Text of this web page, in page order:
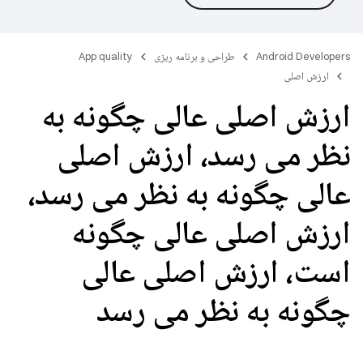
Android Developers طراحی و برنامه ریزی
App quality
ارزش اصلی
ارزش اصلی عالی چگونه به
نظر می رسد، ارزش اصلی
عالی چگونه به نظر می رسد،
ارزش اصلی عالی چگونه
است، ارزش اصلی عالی
چگونه به نظر می رسد